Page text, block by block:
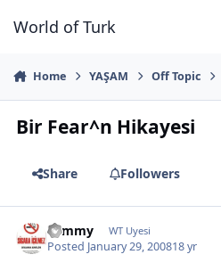
World of Turk
Home YAŞAM Off Topic
Bir Fear^n Hikayesi
Share Followers
Tommy WT Uyesi
Posted January 29, 200818 yr